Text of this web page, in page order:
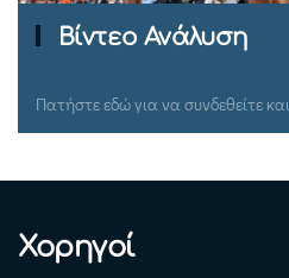
Ομιλίες Σεμιναρίων
Πατήστε εδώ για να συνδεθείτε
Χορηγοί